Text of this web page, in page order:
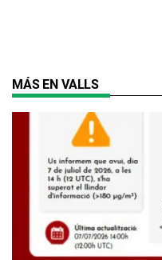
MÁS EN VALLS